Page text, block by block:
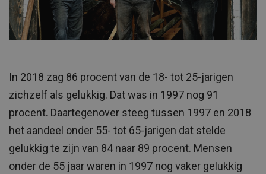
In 2018 zag 86 procent van de 18- tot 25-jarigen
zichzelf als gelukkig. Dat was in 1997 nog 91
procent. Daartegenover steeg tussen 1997 en 2018
het aandeel onder 55- tot 65-jarigen dat stelde
gelukkig te zijn van 84 naar 89 procent. Mensen
onder de 55 jaar waren in 1997 nog vaker gelukkig